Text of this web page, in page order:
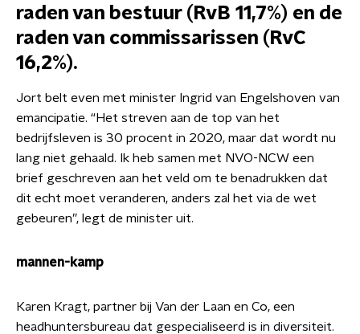
raden van bestuur (RvB 11,7%) en de
raden van commissarissen (RvC
16,2%).
Jort belt even met minister Ingrid van Engelshoven van
emancipatie. “Het streven aan de top van het
bedrijfsleven is 30 procent in 2020, maar dat wordt nu
lang niet gehaald. Ik heb samen met NVO-NCW een
brief geschreven aan het veld om te benadrukken dat
dit echt moet veranderen, anders zal het via de wet
gebeuren”, legt de minister uit.
mannen-kamp
Karen Kragt, partner bij Van der Laan en Co, een
headhuntersbureau dat gespecialiseerd is in diversiteit.